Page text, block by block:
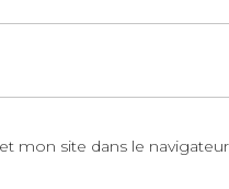
mon site dans le